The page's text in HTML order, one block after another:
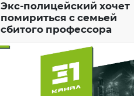
Экс-полицейский хочет
помириться с семьей
сбитого профессора